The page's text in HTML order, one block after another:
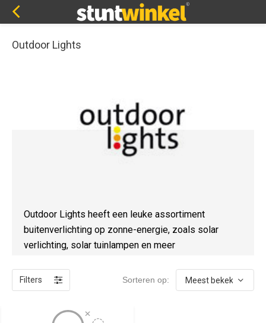
Outdoor Lights
Outdoor Lights heeft een leuke assortiment
buitenverlichting op zonne-energie, zoals solar
verlichting, solar tuinlampen en meer
Filters Sorteren op: